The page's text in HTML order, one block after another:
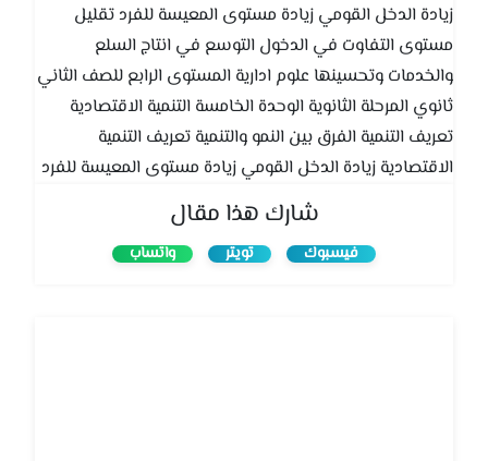
زيادة الدخل القومي زيادة مستوى المعيسة للفرد تقليل
مستوى التفاوت في الدخول التوسع في انتاج السلع
والخدمات وتحسينها علوم ادارية المستوى الرابع للصف الثاني
ثانوي المرحلة الثانوية الوحدة الخامسة التنمية الاقتصادية
تعريف التنمية الفرق بين النمو والتنمية تعريف التنمية
الاقتصادية زيادة الدخل القومي زيادة مستوى المعيسة للفرد
تقليل مستوى التفاوت في الدخول التوسع في انتاج السلع
والخدمات وتحسينها الوحدة الخامسة التنمية الاقتصادية علوم
ادارية المستوى الرابع للصف الثاني ثانوي المرحلة الثانوية
شارك هذا مقال
فيسبوك تويتر واتساب